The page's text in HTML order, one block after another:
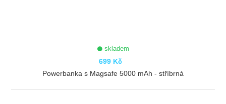
skladem
699 Kč
Powerbanka s Magsafe 5000 mAh - stříbrná